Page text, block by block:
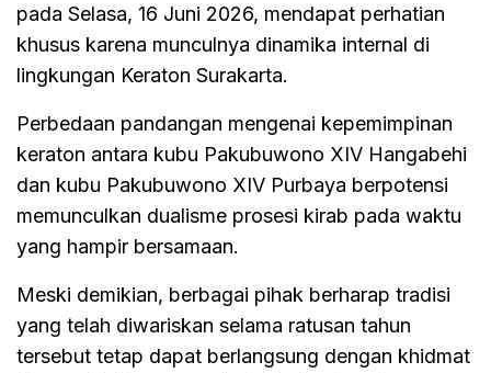
pada Selasa, 16 Juni 2026, mendapat perhatian
khusus karena munculnya dinamika internal di
lingkungan Keraton Surakarta.
Perbedaan pandangan mengenai kepemimpinan
keraton antara kubu Pakubuwono XIV Hangabehi
dan kubu Pakubuwono XIV Purbaya berpotensi
memunculkan dualisme prosesi kirab pada waktu
yang hampir bersamaan.
Meski demikian, berbagai pihak berharap tradisi
yang telah diwariskan selama ratusan tahun
tersebut tetap dapat berlangsung dengan khidmat